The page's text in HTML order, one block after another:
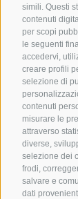
simili. Questi
contenuti
per scopi
le seguenti
accedervi,
creare profili
selezione di
contenuti
misurare le
attraverso
diverse,
selezione dei
frodi,
salvare e
dati